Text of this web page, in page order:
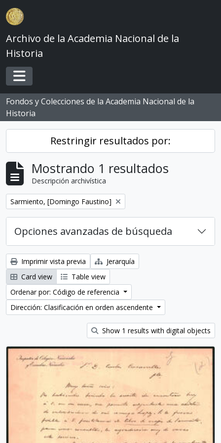
Skip to main content
Archivo de la Academia Nacional de la
Historia
Toggle navigation
Fondos y Colecciones de la Academia Nacional de la
Historia
Restringir resultados por:
Mostrando 1 resultados
Descripción archivística
Remove filter:
Sarmiento, [Domingo Faustino]
Opciones avanzadas de búsqueda
Imprimir vista previa
Jerarquía
Card view
Table view
Ordenar por: Código de referencia
Dirección: Clasificación en orden ascendente
Show 1 results with digital objects